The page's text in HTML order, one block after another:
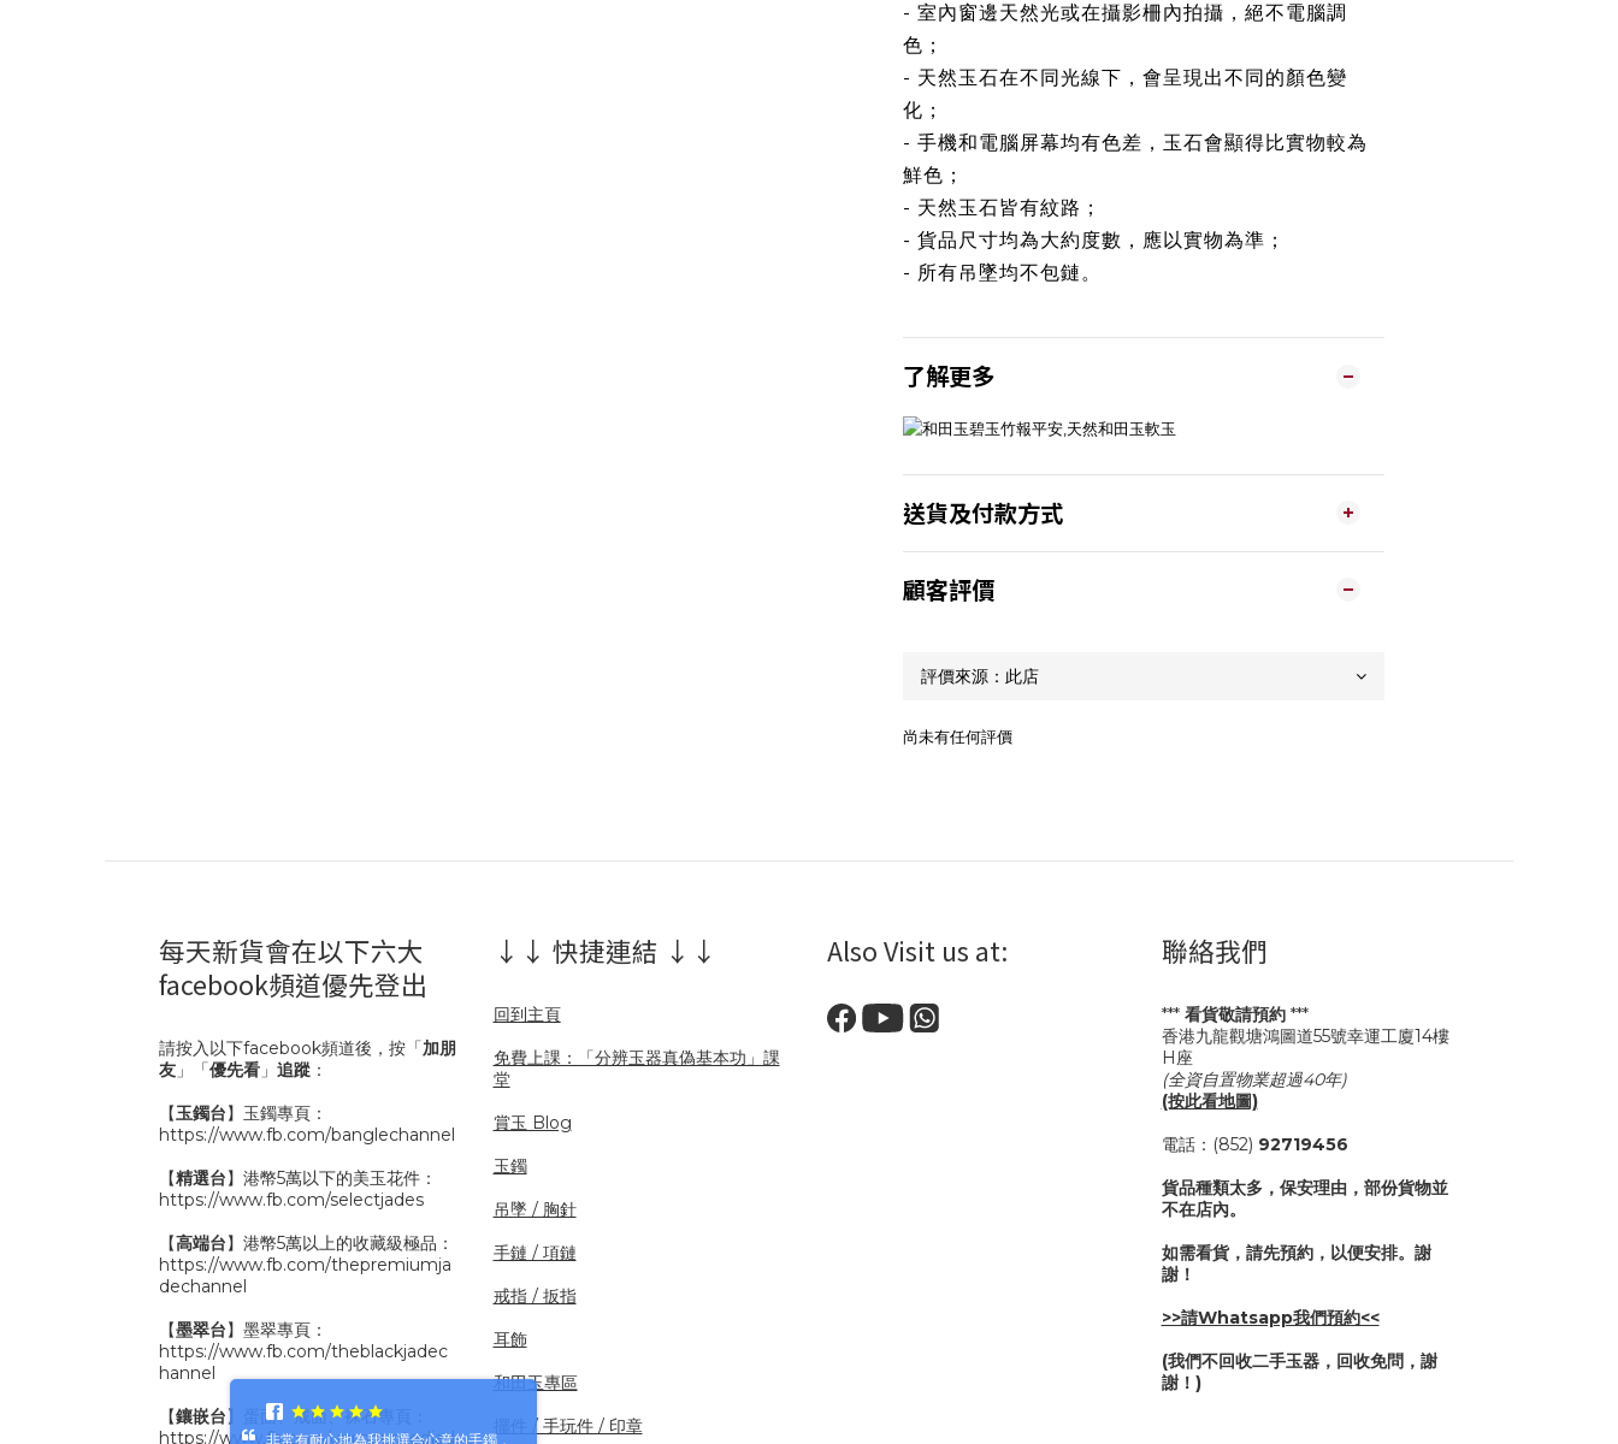
- 室內窗邊天然光或在攝影柵內拍攝，絕不電腦調
色；
- 天然玉石在不同光線下，會呈現出不同的顏色變
化；
- 手機和電腦屏幕均有色差，玉石會顯得比實物較為
鮮色；
- 天然玉石皆有紋路；
- 貨品尺寸均為大約度數，應以實物為準；
- 所有吊墜均不包鏈。
了解更多
送貨及付款方式
顧客評價
尚未有任何評價
每天新貨會在以下六大
facebook頻道優先登出
請按入以下facebook頻道後，按「加朋
友 」「優先看 」 追蹤 ：
【玉鐲台】玉鐲專頁：
https://www.fb.com/banglechannel
【精選台】港幣5萬以下的美玉花件：
https://www.fb.com/selectjades
【高端台】港幣5萬以上的收藏級極品：
https://www.fb.com/thepremiumja
dechannel
【墨翠台】墨翠專頁：
https://www.fb.com/theblackjadec
hannel
【鑲嵌台】蛋面、戒面、裸石專頁：
https://www.fb.com/unmountedjad
↓↓ 快捷連結 ↓↓
回到主頁
免費上課：「分辨玉器真偽基本功」課
堂
賞玉 Blog
玉鐲
吊墜 / 胸針
手鏈 / 項鏈
戒指 / 扳指
耳飾
和田玉專區
擺件 / 手玩件 / 印章
Also Visit us at: 聯絡我們
*** 看貨敬請預約***
香港九龍觀塘鴻圖道55號幸運工廈14樓
H座
(全資自置物業超過40年)
(按此看地圖)
電話：(852) 92719456
貨品種類太多，保安理由，部份貨物並
不在店內。
如需看貨，請先預約，以便安排。謝
謝！
>>請Whatsapp我們預約<<
(我們不回收二手玉器，回收免問，謝
謝！)
非常有耐心地為我挑選合心意的手鐲，